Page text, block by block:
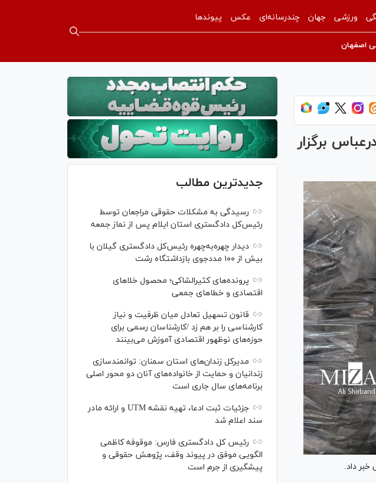
ورزشی جهان چندرسانه‌ای عکس پیوندها
اصفهان
برگزار
جدیدترین مطالب
رسیدگی به مشکلات حقوقی مراجعان توسط
رئیس‌کل دادگستری استان ایلام پس از نماز جمعه
دیدار چهره‌به‌چهره رئیس‌کل دادگستری گیلان با
بیش از ۱۰۰ مددجوی بازداشتگاه رشت
پرونده‌های کثیرالشاکی؛ محصول خلا‌های
اقتصادی و خطا‌های جمعی
قانون تسهیل تعادل میان ظرفیت و نیاز
کارشناسی را بر هم زد /کارشناسان رسمی برای
حوزه‌های نوظهور اقتصادی آموزش می‌بینند
مدیرکل زندان‌های استان سمنان: توانمندسازی
زندانیان و حمایت از خانواده‌های آنان دو محور اصلی
برنامه‌های سال جاری است
جزئیات ثبت ادعا، تهیه نقشه UTM و ارائه مادر
سند اعلام شد
رئیس کل دادگستری فارس: موقوفه کاظمی
الگویی موفق در پیوند وقف، پژوهش حقوقی و
پیشگیری از جرم است